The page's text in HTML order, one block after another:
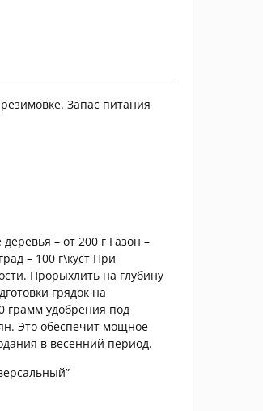
Запас питания
– от 200 г Газон –
– 100 г\куст При
Прорыхлить на глубину
грядок на
грамм удобрения под
Это обеспечит мощное
в весенний период.